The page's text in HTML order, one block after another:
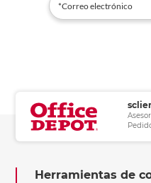
Herramientas de